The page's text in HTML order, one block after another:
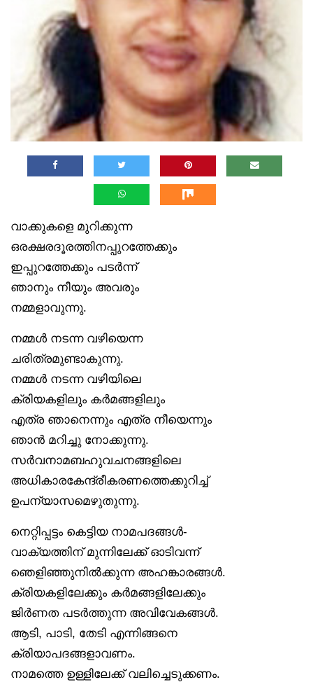
വാക്കുകളെ മുറിക്കുന്ന
ഒരക്ഷരദൂരത്തിനപ്പുറത്തേക്കും
ഇപ്പുറത്തേക്കും പടർന്ന്
ഞാനും നീയും അവരും
നമ്മളാവുന്നു.
നമ്മൾ നടന്ന വഴിയെന്ന
ചരിത്രമുണ്ടാകുന്നു.
നമ്മൾ നടന്ന വഴിയിലെ
ക്രിയകളിലും കർമങ്ങളിലും
എത്ര ഞാനെന്നും എത്ര നീയെന്നും
ഞാൻ മറിച്ചു നോക്കുന്നു.
സർവനാമബഹുവചനങ്ങളിലെ
അധികാരകേന്ദ്രീകരണത്തെക്കുറിച്ച്
ഉപന്യാസമെഴുതുന്നു.
നെറ്റിപ്പട്ടം കെട്ടിയ നാമപദങ്ങൾ-
വാക്യത്തിന് മുന്നിലേക്ക് ഓടിവന്ന്
ഞെളിഞ്ഞുനിൽക്കുന്ന അഹങ്കാരങ്ങൾ.
ക്രിയകളിലേക്കും കർമങ്ങളിലേക്കും
ജിർണത പടർത്തുന്ന അവിവേകങ്ങൾ.
ആടി, പാടി, തേടി എന്നിങ്ങനെ
ക്രിയാപദങ്ങളാവണം.
നാമത്തെ ഉള്ളിലേക്ക് വലിച്ചെടുക്കണം.